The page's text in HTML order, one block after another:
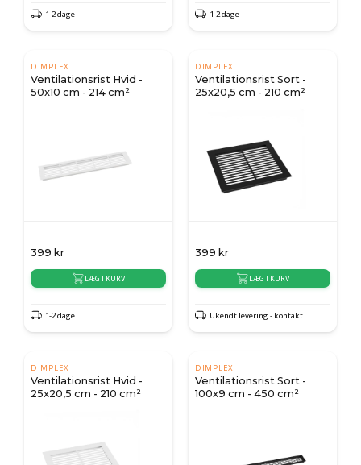
1-2 dage 1-2 dage
DIMPLEX
Ventilationsrist Hvid -
50x10 cm - 214 cm²
399 kr
LÆG I KURV
1-2 dage
DIMPLEX
Ventilationsrist Sort -
25x20,5 cm - 210 cm²
399 kr
LÆG I KURV
Ukendt levering - kontakt
DIMPLEX
Ventilationsrist Hvid -
25x20,5 cm - 210 cm²
DIMPLEX
Ventilationsrist Sort -
100x9 cm - 450 cm²